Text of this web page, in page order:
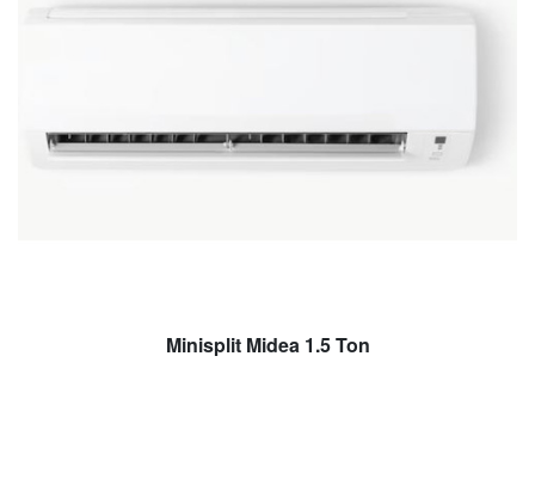
Minisplit Midea 1.5 Ton